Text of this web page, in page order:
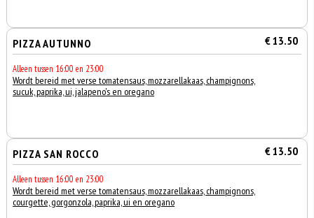
PIZZA AUTUNNO € 13.50
Alleen tussen 16:00 en 23:00
Wordt bereid met verse tomatensaus, mozzarellakaas, champignons,
sucuk, paprika, ui, jalapeno's en oregano
PIZZA SAN ROCCO € 13.50
Alleen tussen 16:00 en 23:00
Wordt bereid met verse tomatensaus, mozzarellakaas, champignons,
courgette, gorgonzola, paprika, ui en oregano